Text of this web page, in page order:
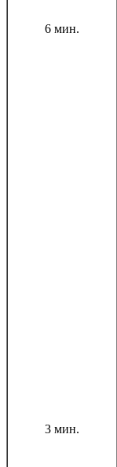
6 мин.
3 мин.